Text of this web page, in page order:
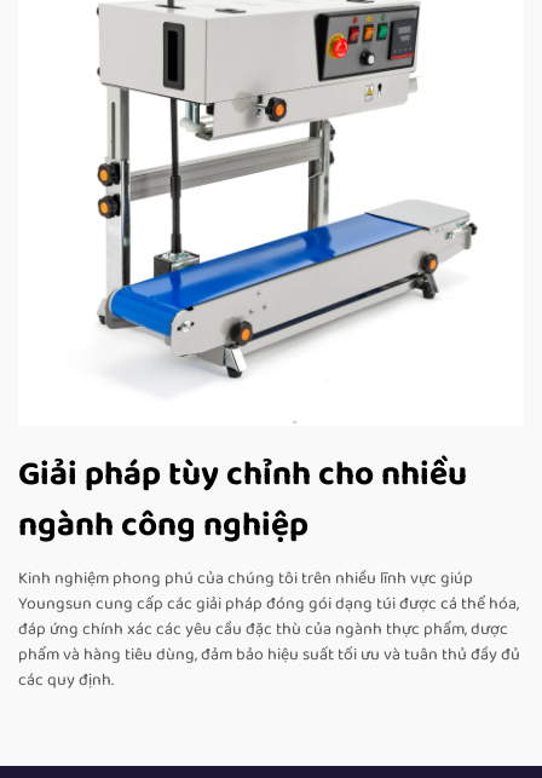
Giải pháp tùy chỉnh cho nhiều
ngành công nghiệp
Kinh nghiệm phong phú của chúng tôi trên nhiều lĩnh vực giúp
Youngsun cung cấp các giải pháp đóng gói dạng túi được cá thể hóa,
đáp ứng chính xác các yêu cầu đặc thù của ngành thực phẩm, dược
phẩm và hàng tiêu dùng, đảm bảo hiệu suất tối ưu và tuân thủ đầy đủ
các quy định.